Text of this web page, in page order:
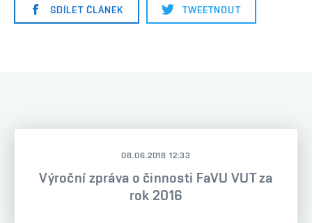
SDÍLET ČLÁNEK TWEETNOUT
08.06.2018 12:33
Výroční zpráva o činnosti FaVU VUT za
rok 2016